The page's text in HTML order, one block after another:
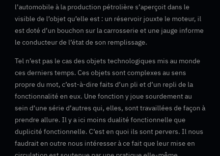
l’automobile à la production pétrolière s’aperçoit dans le
visible de l’objet qu’elle est : un réservoir jouxte le moteur, il
est doté d’un bouchon sur la carrosserie et une jauge informe
le conducteur de l’état de son remplissage.
Tel n’est pas le cas des objets technologiques mis au monde
ces derniers temps. Ces objets sont complexes au sens
propre du mot, c’est-à-dire faits d’un pli et d’un repli de la
fonctionnalité en eux. Une fonction y joue sourdement au
sein d’une série d’autres qui, elles, sont travaillées de façon à
prendre allure. Il y a ici moins dualité fonctionnelle que
duplicité fonctionnelle. C’est en quoi ils sont pervers. Il nous
faudrait en outre nous intéresser à ce fait que leur mise en